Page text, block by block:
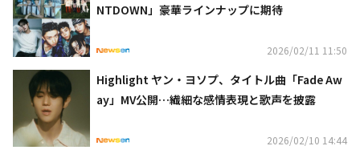
NTDOWN」豪華ラインナップに期待
2026/02/11 11:50
Highlight ヤン・ヨソプ、タイトル曲「Fade Aw
ay」MV公開…繊細な感情表現と歌声を披露
2026/02/10 14:44